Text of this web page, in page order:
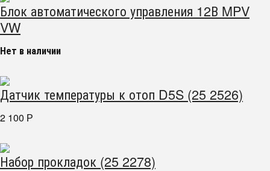
Блок автоматического управления 12В MPV
VW
Нет в наличии
Датчик температуры к отоп D5S (25 2526)
2 100 Р
Набор прокладок (25 2278)